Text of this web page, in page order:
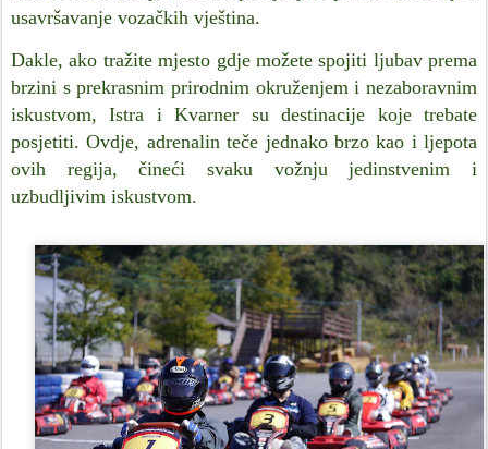
usavršavanje vozačkih vještina.
Dakle, ako tražite mjesto gdje možete spojiti ljubav prema
brzini s prekrasnim prirodnim okruženjem i nezaboravnim
iskustvom, Istra i Kvarner su destinacije koje trebate
posjetiti. Ovdje, adrenalin teče jednako brzo kao i ljepota
ovih regija, čineći svaku vožnju jedinstvenim i
uzbudljivim iskustvom.